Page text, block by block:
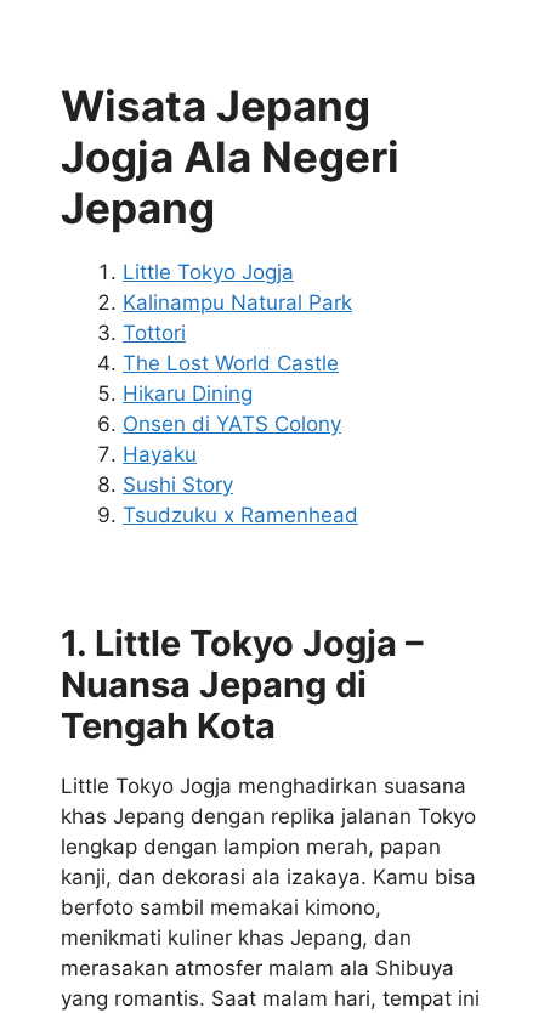
Wisata Jepang
Jogja Ala Negeri
Jepang
Little Tokyo Jogja
Kalinampu Natural Park
Tottori
The Lost World Castle
Hikaru Dining
Onsen di YATS Colony
Hayaku
Sushi Story
Tsudzuku x Ramenhead
1. Little Tokyo Jogja –
Nuansa Jepang di
Tengah Kota
Little Tokyo Jogja menghadirkan suasana
khas Jepang dengan replika jalanan Tokyo
lengkap dengan lampion merah, papan
kanji, dan dekorasi ala izakaya. Kamu bisa
berfoto sambil memakai kimono,
menikmati kuliner khas Jepang, dan
merasakan atmosfer malam ala Shibuya
yang romantis. Saat malam hari, tempat ini